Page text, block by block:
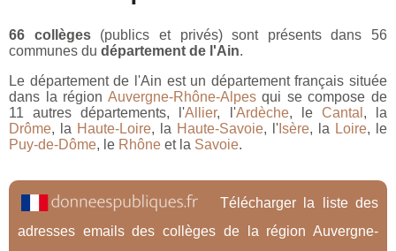
66 collèges(publics et privés) sont présents dans 56
communes du département de l'Ain.
Le département de l'Ain est un département français située
dans la région Auvergne-Rhône-Alpesqui se compose de
11 autres départements, l'Allier, l'Ardèche, le Cantal , la
Drôme, la Haute-Loire, la Haute-Savoie, l' Isère, la Loire, le
Puy-de-Dôme, le Rhône et la Savoie.
Télécharger la liste des
adresses emails des collèges de la région Auvergne-